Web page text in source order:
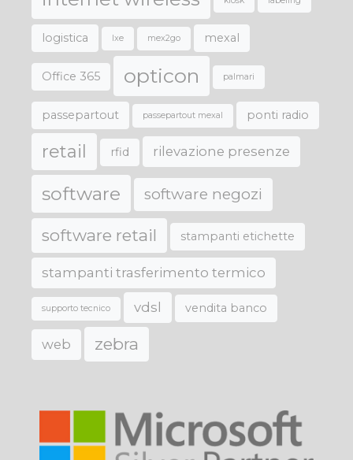
logistica lxe mex2go mexal
Office 365 opticon palmari
passepartout passepartout mexal ponti radio
retail rfid rilevazione presenze
software software negozi
software retail stampanti etichette
stampanti trasferimento termico
supporto tecnico vdsl vendita banco
web zebra